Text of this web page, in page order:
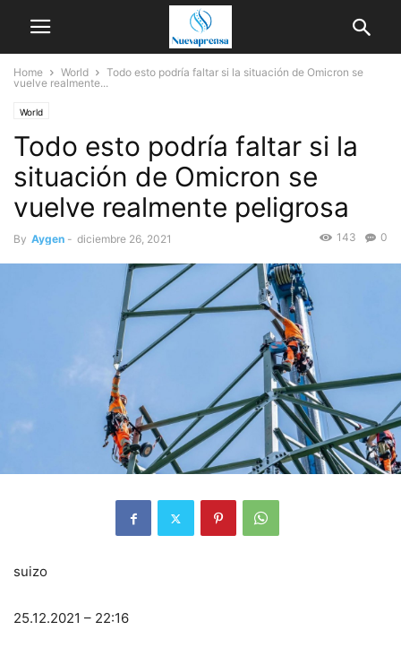
Home World
Todo esto podría faltar si la situación de Omicron se
vuelve realmente...
World
Todo esto podría faltar si la
situación de Omicron se
vuelve realmente peligrosa
By Aygen - diciembre 26, 2021 0
143
suizo
25.12.2021 – 22:16